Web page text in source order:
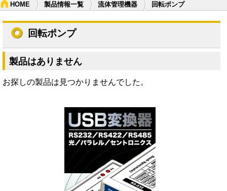
HOME 製品情報一覧 流体管理機器 回転ポンプ
回転ポンプ
製品はありません
お探しの製品は見つかりませんでした。